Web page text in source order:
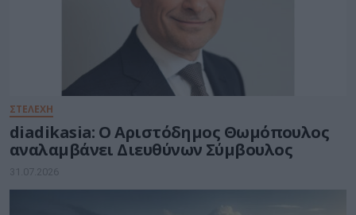
ΣΤΕΛΕΧΗ
diadikasia: Ο Αριστόδημος Θωμόπουλος
αναλαμβάνει Διευθύνων Σύμβουλος
31.07.2026